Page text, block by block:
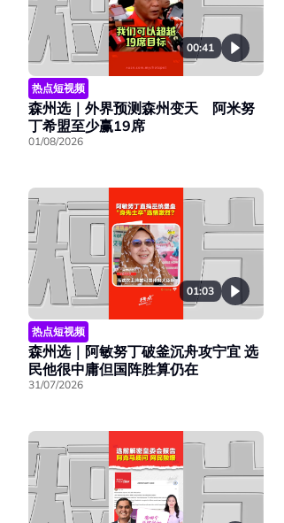
00:41
热点短视频
森州选｜外界预测森州变天 阿米努
丁希盟至少赢19席
01/08/2026
01:03
热点短视频
森州选｜阿敏努丁破釜沉舟攻宁宜 选
民他很中庸但国阵胜算仍在
31/07/2026